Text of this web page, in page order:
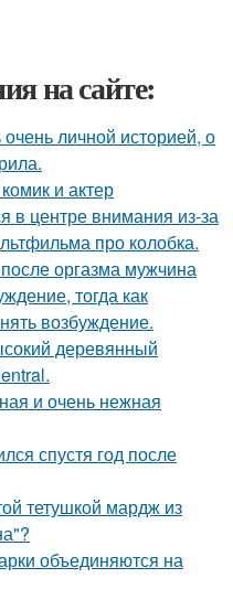
на сайте:
личной историей, о
и актер
в центре внимания из-за
про колобка.
оргазма мужчина
тогда как
возбуждение.
деревянный
и очень нежная
спустя год после
тетушкой мардж из
объединяются на